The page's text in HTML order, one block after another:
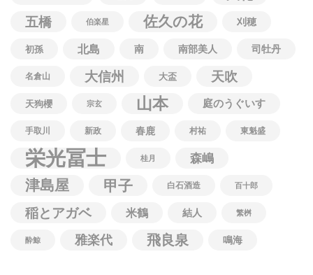
五橋
伯楽星 佐久の花 刈穂
初孫 北島 南 南部美人 司牡丹
名倉山 大信州 大盃 天吹
天狗櫻 宗玄 山本 庭のうぐいす
手取川 新政 春鹿 村祐 東魁盛
栄光冨士 桂月 森嶋
津島屋 甲子 白石酒造 百十郎
稲とアガベ 米鶴 結人 繁桝
酔鯨 雅楽代 飛良泉 鳴海